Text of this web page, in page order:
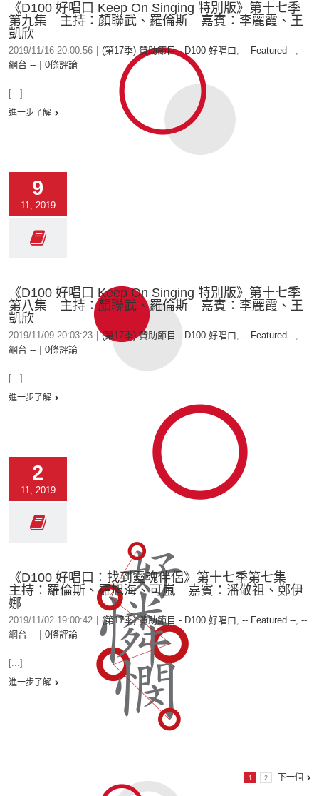
《D100 好唱口 Keep On Singing 特別版》第十七季
第九集 主持：顏聯武、羅倫斯 嘉賓：李麗霞、王
凱欣
2019/11/16 20:00:56 (第17季) 贊助節目 - D100 好唱口, -- Featured --, --
網台 --
0條評論
[...]
進一步了解
9
11, 2019
《D100 好唱口 Keep On Singing 特別版》第十七季
第八集 主持：顏聯武、羅倫斯 嘉賓：李麗霞、王
凱欣
2019/11/09 20:03:23 (第17季) 贊助節目 - D100 好唱口, -- Featured --, --
網台 --
0條評論
[...]
進一步了解
2
11, 2019
《D100 好唱口：找到靈魂伴侶》第十七季第七集
主持：羅倫斯、羅旭海、可嵐 嘉賓：潘敬祖、鄭伊
娜
2019/11/02 19:00:42 (第17季) 贊助節目 - D100 好唱口, -- Featured --, --
網台 --
0條評論
[...]
進一步了解
1 2 下一個